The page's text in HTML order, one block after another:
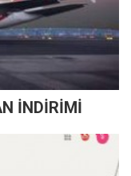
İNDİRİMİ